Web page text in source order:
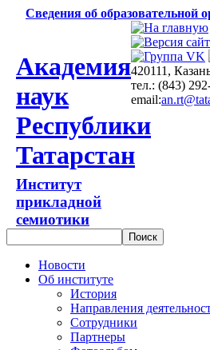
Сведения об образовательной
Академия
наук
Республики
Татарстан
Институт
прикладной
семиотики
420111,
тел.: (843)
email:
Новости
Об институте
История
Направления
Сотрудники
Партнеры